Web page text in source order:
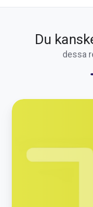
Du
dessa
Ny
TIDRA–
Utnyttja